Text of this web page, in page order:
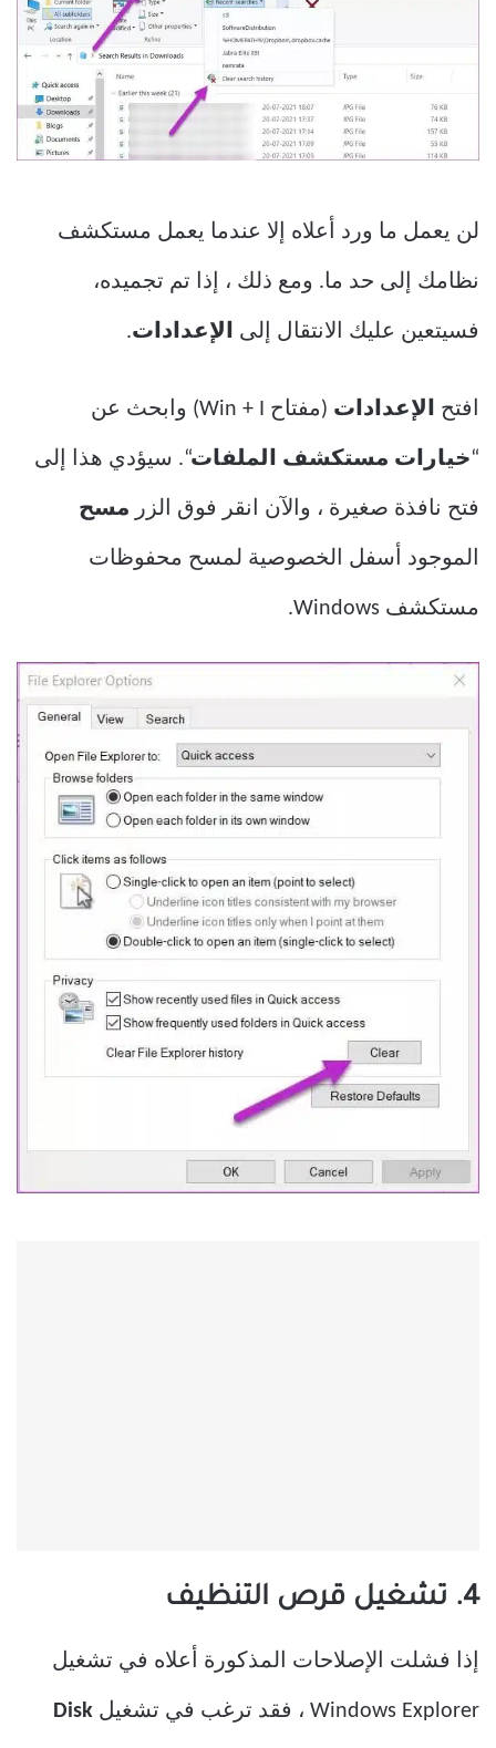
لن يعمل ما ورد أعلاه إلا عندما يعمل مستكشف
نظامك إلى حد ما. ومع ذلك ، إذا تم تجميده،
فسيتعين عليك الانتقال إلى الإعدادات.
افتح الإعدادات (مفتاح Win + I) وابحث عن
“خيارات مستكشف الملفات“. سيؤدي هذا إلى
فتح نافذة صغيرة ، والآن انقر فوق الزر مسح
الموجود أسفل الخصوصية لمسح محفوظات
مستكشف Windows.
4. تشغيل قرص التنظيف
إذا فشلت الإصلاحات المذكورة أعلاه في تشغيل
Windows Explorer ، فقد ترغب في تشغيل Disk